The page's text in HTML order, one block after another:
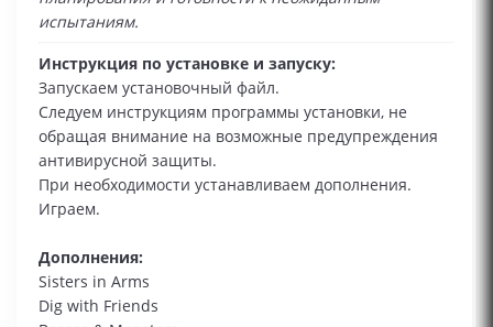
испытаниям.
Инструкция по установке и запуску:
Запускаем установочный файл.
Следуем инструкциям программы установки, не
обращая внимание на возможные предупреждения
антивирусной защиты.
При необходимости устанавливаем дополнения.
Играем.
Дополнения:
Sisters in Arms
Dig with Friends